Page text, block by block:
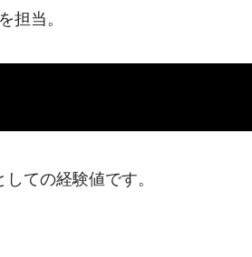
担当。
ての経験値です。